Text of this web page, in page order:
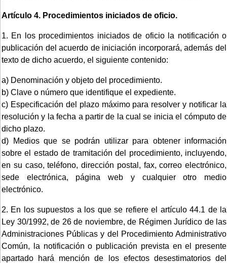
Artículo 4. Procedimientos iniciados de oficio.
1. En los procedimientos iniciados de oficio la notificación o
publicación del acuerdo de iniciación incorporará, además del
texto de dicho acuerdo, el siguiente contenido:
a) Denominación y objeto del procedimiento.
b) Clave o número que identifique el expediente.
c) Especificación del plazo máximo para resolver y notificar la
resolución y la fecha a partir de la cual se inicia el cómputo de
dicho plazo.
d) Medios que se podrán utilizar para obtener información
sobre el estado de tramitación del procedimiento, incluyendo,
en su caso, teléfono, dirección postal, fax, correo electrónico,
sede electrónica, página web y cualquier otro medio
electrónico.
2. En los supuestos a los que se refiere el artículo 44.1 de la
Ley 30/1992, de 26 de noviembre, de Régimen Jurídico de las
Administraciones Públicas y del Procedimiento Administrativo
Común, la notificación o publicación prevista en el presente
apartado hará mención de los efectos desestimatorios del